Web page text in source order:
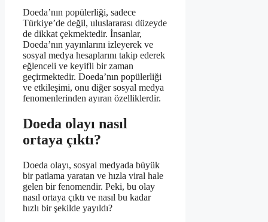
Doeda’nın popülerliği, sadece
Türkiye’de değil, uluslararası düzeyde
de dikkat çekmektedir. İnsanlar,
Doeda’nın yayınlarını izleyerek ve
sosyal medya hesaplarını takip ederek
eğlenceli ve keyifli bir zaman
geçirmektedir. Doeda’nın popülerliği
ve etkileşimi, onu diğer sosyal medya
fenomenlerinden ayıran özelliklerdir.
Doeda olayı nasıl
ortaya çıktı?
Doeda olayı, sosyal medyada büyük
bir patlama yaratan ve hızla viral hale
gelen bir fenomendir. Peki, bu olay
nasıl ortaya çıktı ve nasıl bu kadar
hızlı bir şekilde yayıldı?